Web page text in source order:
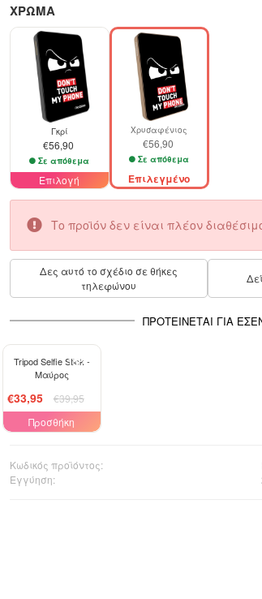
ΧΡΩΜΑ
Γκρί
€56,90
Σε απόθεμα
Επιλογή
Χρυσαφένιος
€56,90
Σε απόθεμα
Επιλεγμένο
Το προϊόν δεν είναι πλέον
Δες αυτό το σχέδιο σε θήκες
τηλεφώνου
ΠΡΟΤΕΊΝΕΤΑΙ ΓΙΑ
-15%
Tripod Selfie Stick -
Μαύρος
€33,95
€39,95
Προσθήκη
Κωδικός προϊόντος:
Εγγύηση: